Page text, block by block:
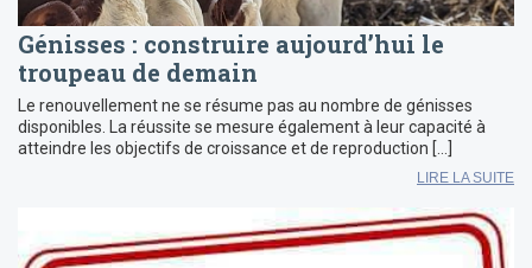
Génisses : construire aujourd’hui le
troupeau de demain
Le renouvellement ne se résume pas au nombre de génisses
disponibles. La réussite se mesure également à leur capacité à
atteindre les objectifs de croissance et de reproduction […]
LIRE LA SUITE